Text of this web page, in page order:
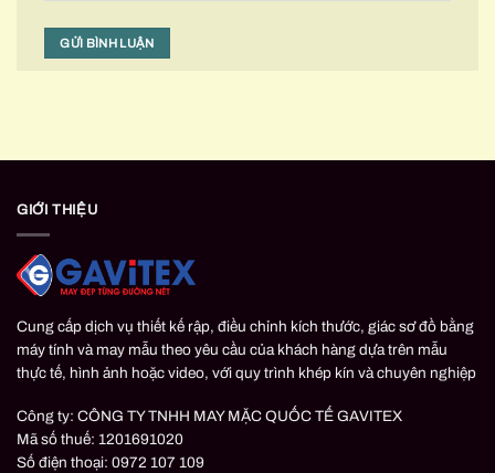
GIỚI THIỆU
Cung cấp dịch vụ thiết kế rập, điều chỉnh kích thước, giác sơ đồ bằng
máy tính và may mẫu theo yêu cầu của khách hàng dựa trên mẫu
thực tế, hình ảnh hoặc video, với quy trình khép kín và chuyên nghiệp
Công ty: CÔNG TY TNHH MAY MẶC QUỐC TẾ GAVITEX
Mã số thuế: 1201691020
Số điện thoại: 0972 107 109